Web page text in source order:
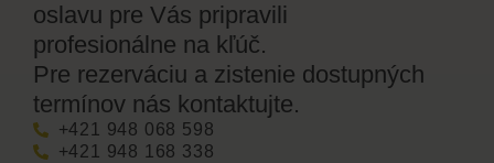
oslavu pre Vás pripravili
profesionálne na kľúč.
Pre rezerváciu a zistenie dostupných
termínov nás kontaktujte.
+421 948 068 598
+421 948 168 338